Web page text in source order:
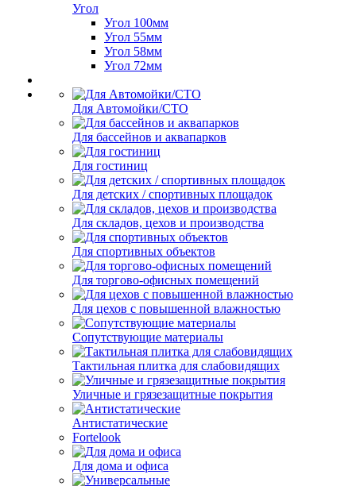
Угол
Угол 100мм
Угол 55мм
Угол 58мм
Угол 72мм
Для Автомойки/СТО
Для бассейнов и аквапарков
Для гостиниц
Для детских / спортивных площадок
Для складов, цехов и производства
Для спортивных объектов
Для торгово-офисных помещений
Для цехов с повышенной влажностью
Сопутствующие материалы
Тактильная плитка для слабовидящих
Уличные и грязезащитные покрытия
Антистатические
Fortelook
Для дома и офиса